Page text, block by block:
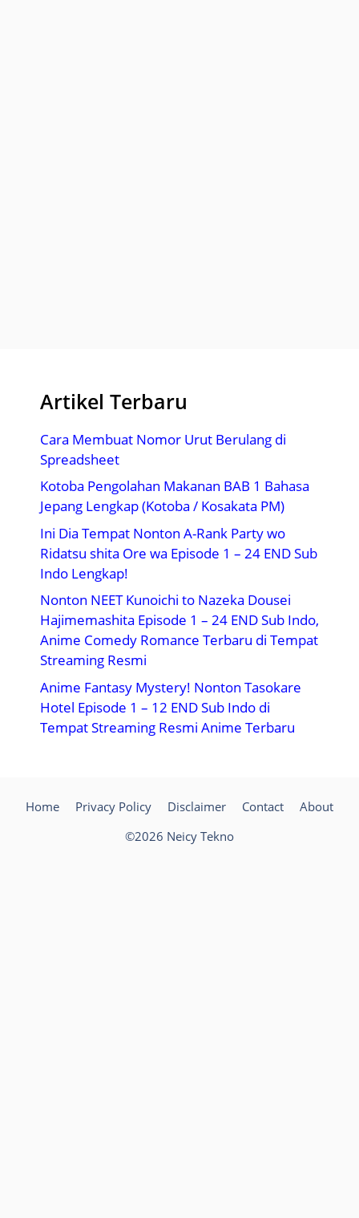
Artikel Terbaru
Cara Membuat Nomor Urut Berulang di
Spreadsheet
Kotoba Pengolahan Makanan BAB 1 Bahasa
Jepang Lengkap (Kotoba / Kosakata PM)
Ini Dia Tempat Nonton A-Rank Party wo
Ridatsu shita Ore wa Episode 1 – 24 END Sub
Indo Lengkap!
Nonton NEET Kunoichi to Nazeka Dousei
Hajimemashita Episode 1 – 24 END Sub Indo,
Anime Comedy Romance Terbaru di Tempat
Streaming Resmi
Anime Fantasy Mystery! Nonton Tasokare
Hotel Episode 1 – 12 END Sub Indo di
Tempat Streaming Resmi Anime Terbaru
Home Privacy Policy Disclaimer Contact
About
©2026 Neicy Tekno